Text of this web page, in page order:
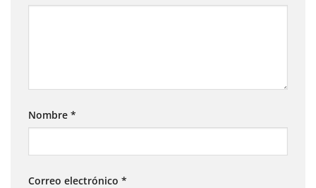
Nombre *
Correo electrónico *